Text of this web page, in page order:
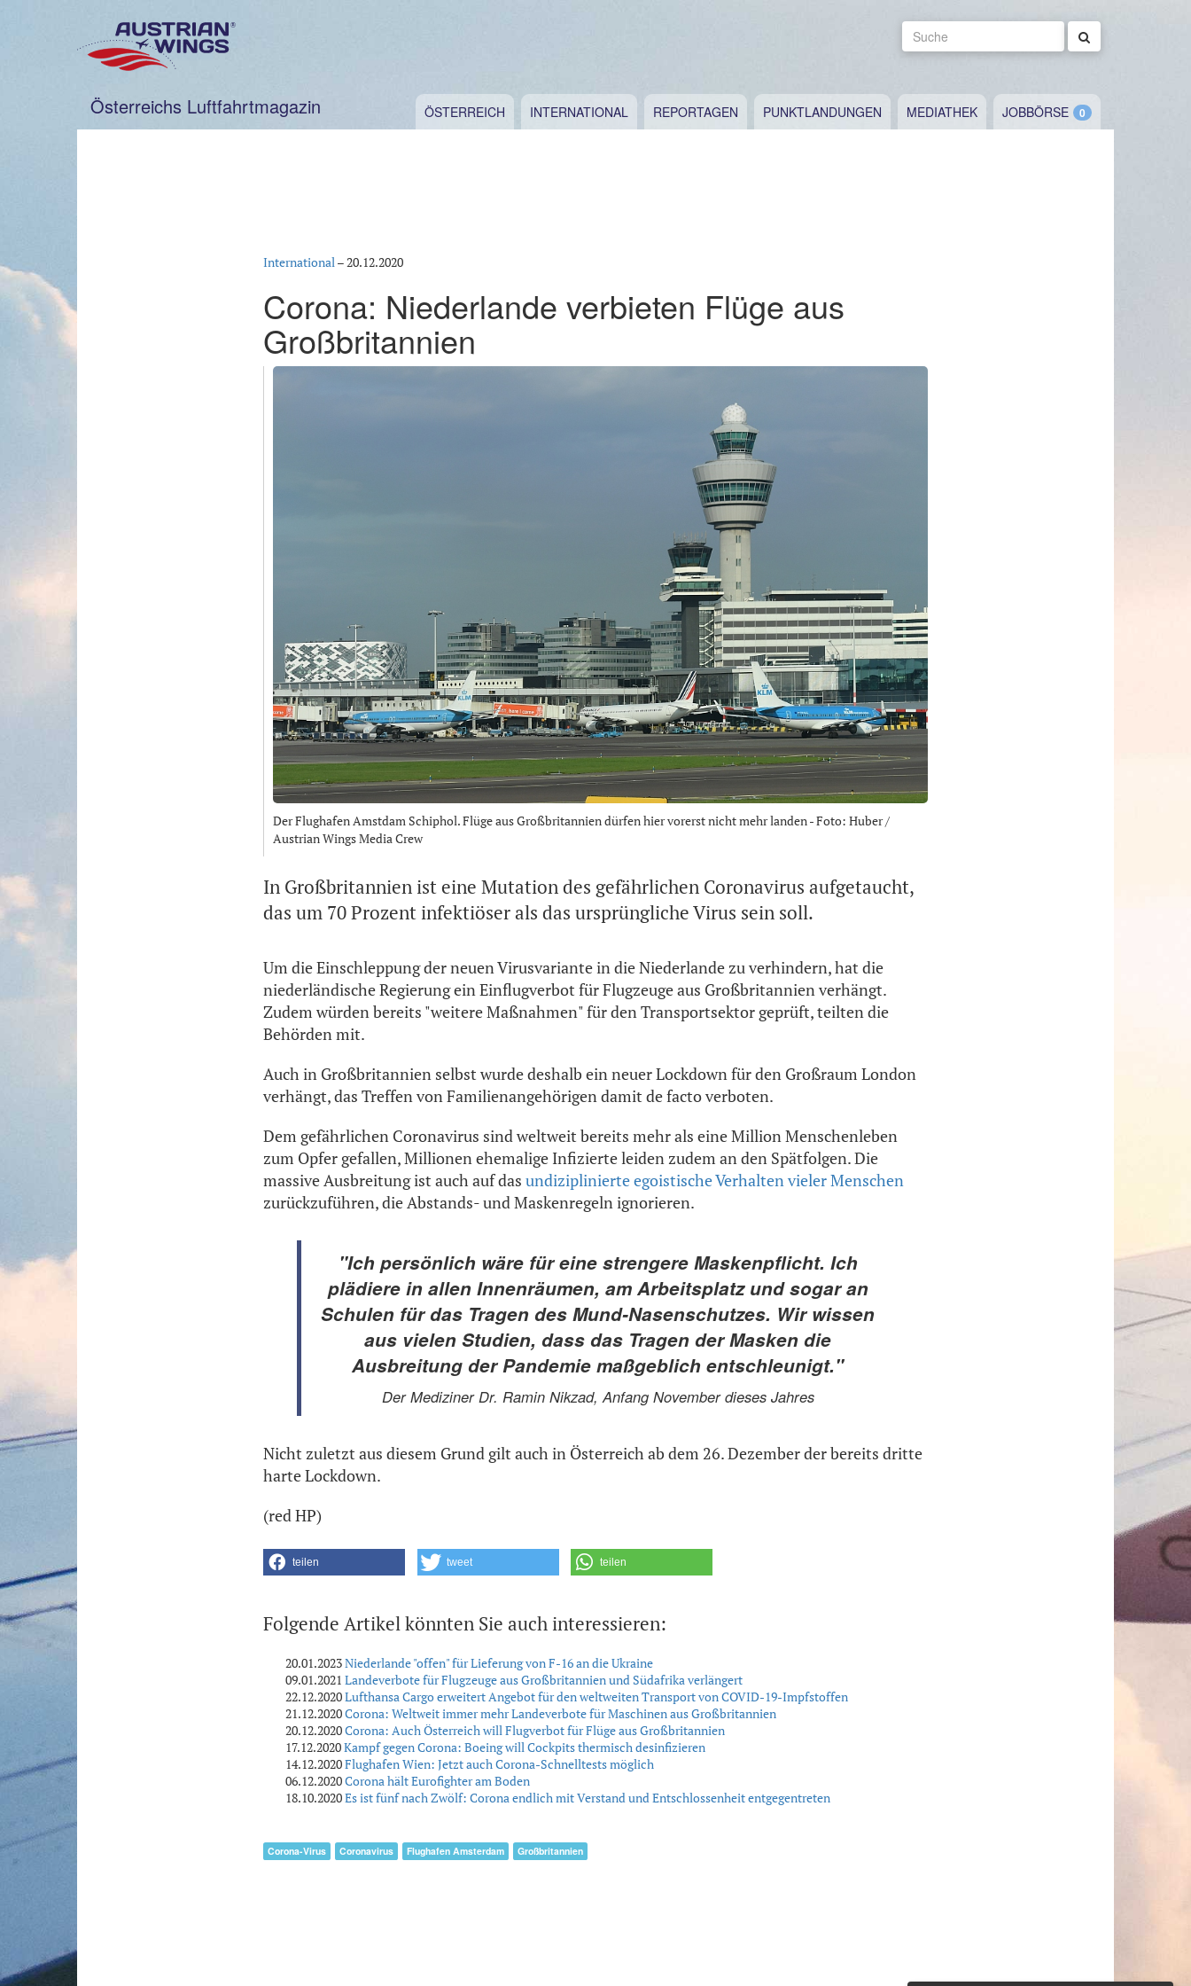
Suche
Österreichs Luftfahrtmagazin ÖSTERREICH INTERNATIONAL REPORTAGEN PUNKTLANDUNGEN MEDIATHEK JOBBÖRSE
International–20.12.2020
Corona: Niederlande verbieten Flüge aus
Großbritannien
Der Flughafen Amstdam Schiphol. Flüge aus Großbritannien dürfen hier vorerst nicht mehr landen - Foto: Huber /
Austrian Wings Media Crew
In Großbritannien ist eine Mutation des gefährlichen Coronavirus aufgetaucht,
das um 70 Prozent infektiöser als das ursprüngliche Virus sein soll.
Um die Einschleppung der neuen Virusvariante in die Niederlande zu verhindern, hat die
niederländische Regierung ein Einflugverbot für Flugzeuge aus Großbritannien verhängt.
Zudem würden bereits "weitere Maßnahmen" für den Transportsektor geprüft, teilten die
Behörden mit.
Auch in Großbritannien selbst wurde deshalb ein neuer Lockdown für den Großraum London
verhängt, das Treffen von Familienangehörigen damit de facto verboten.
Dem gefährlichen Coronavirus sind weltweit bereits mehr als eine Million Menschenleben
zum Opfer gefallen, Millionen ehemalige Infizierte leiden zudem an den Spätfolgen. Die
massive Ausbreitung ist auch auf das undiziplinierte egoistische Verhalten vieler Menschen
zurückzuführen, die Abstands- und Maskenregeln ignorieren.
"Ich persönlich wäre für eine strengere Maskenpflicht. Ich
plädiere in allen Innenräumen, am Arbeitsplatz und sogar an
Schulen für das Tragen des Mund-Nasenschutzes. Wir wissen
aus vielen Studien, dass das Tragen der Masken die
Ausbreitung der Pandemie maßgeblich entschleunigt."
Der Mediziner Dr. Ramin Nikzad, Anfang November dieses Jahres
Nicht zuletzt aus diesem Grund gilt auch in Österreich ab dem 26. Dezember der bereits dritte
harte Lockdown.
(red HP)
teilen tweet teilen
Folgende Artikel könnten Sie auch interessieren:
20.01.2023Niederlande "offen" für Lieferung von F-16 an die Ukraine
09.01.2021 Landeverbote für Flugzeuge aus Großbritannien und Südafrika verlängert
22.12.2020Lufthansa Cargo erweitert Angebot für den weltweiten Transport von COVID-19-Impfstoffen
21.12.2020Corona: Weltweit immer mehr Landeverbote für Maschinen aus Großbritannien
20.12.2020Corona: Auch Österreich will Flugverbot für Flüge aus Großbritannien
17.12.2020Kampf gegen Corona: Boeing will Cockpits thermisch desinfizieren
14.12.2020Flughafen Wien: Jetzt auch Corona-Schnelltests möglich
06.12.2020Corona hält Eurofighter am Boden
18.10.2020Es ist fünf nach Zwölf: Corona endlich mit Verstand und Entschlossenheit entgegentreten
Corona-Virus Coronavirus Flughafen Amsterdam Großbritannien